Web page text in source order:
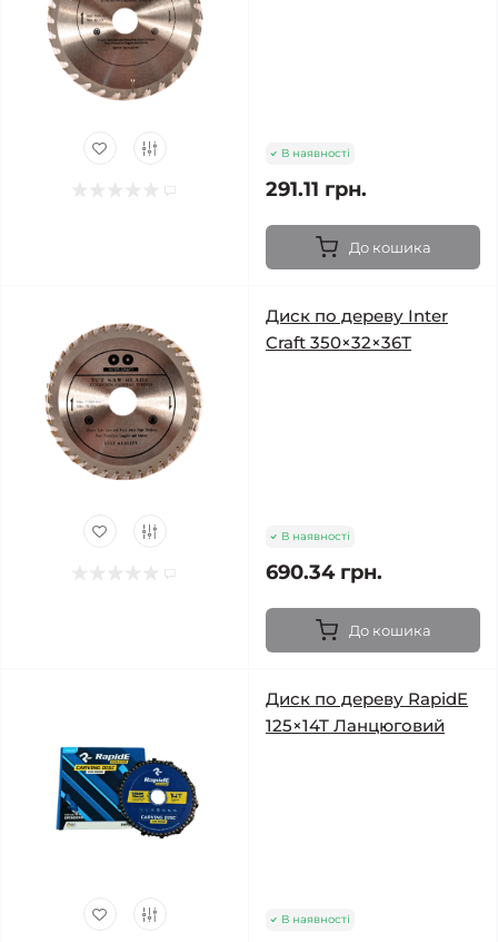
В наявності
291.11 грн.
До кошика
Диск по дереву Inter
Craft 350×32×36Т
В наявності
690.34 грн.
До кошика
Диск по дереву RapidE
125×14T Ланцюговий
В наявності